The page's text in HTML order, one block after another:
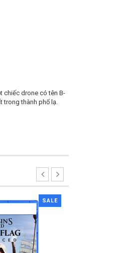
chiếc drone có tên B-
trong thành phố lạ.
SALE